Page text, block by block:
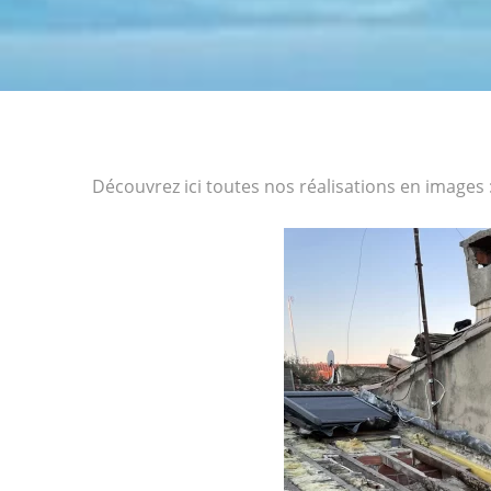
Découvrez ici toutes nos réalisations en images